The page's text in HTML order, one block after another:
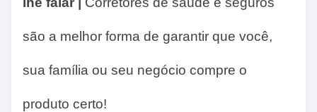
são a melhor forma de garantir que você,
sua família ou seu negócio compre o
produto certo!